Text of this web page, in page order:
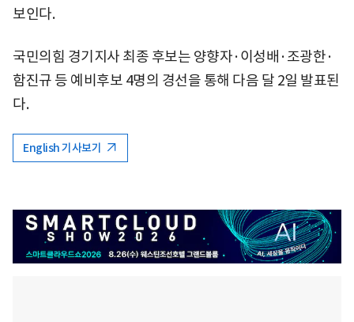
보인다.
국민의힘 경기지사 최종 후보는 양향자·이성배·조광한·
함진규 등 예비후보 4명의 경선을 통해 다음 달 2일 발표된
다.
English 기사보기